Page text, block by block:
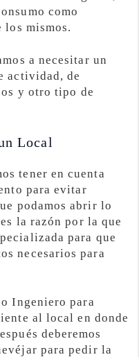
como
mismos.
a necesitar un
actividad, de
y otro tipo de
Local
tener en cuenta
para evitar
podamos abrir lo
la razón por la que
para que
necesarios para
Ingeniero para
al local en donde
deberemos
para pedir la